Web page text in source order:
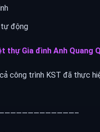
tự động
thự Gia đình Anh Quang
công trình KST đã thực